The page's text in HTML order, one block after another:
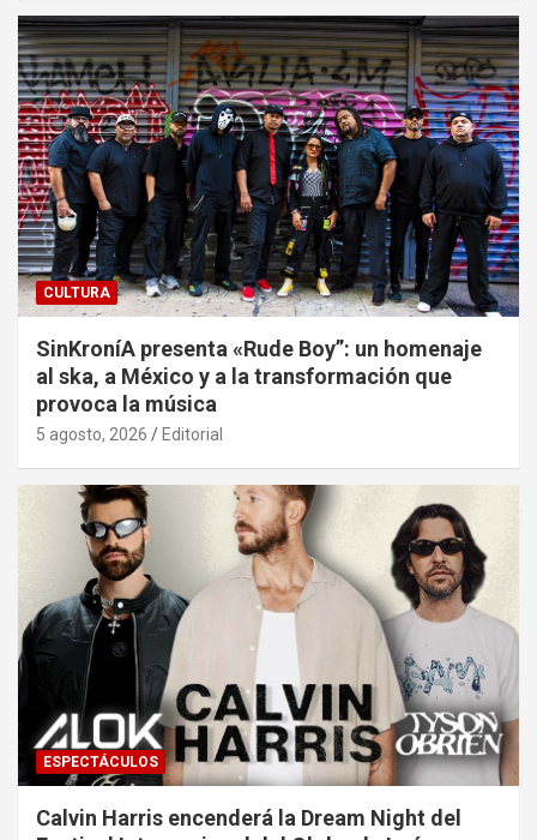
CULTURA
SinKroníA presenta «Rude Boy”: un homenaje
al ska, a México y a la transformación que
provoca la música
5 agosto, 2026 Editorial
ESPECTÁCULOS
Calvin Harris encenderá la Dream Night del